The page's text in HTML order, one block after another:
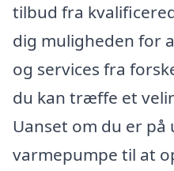
tilbud fra
dig muligheden for
og services fra
du kan træffe et
Uanset om du er på
varmepumpe til at